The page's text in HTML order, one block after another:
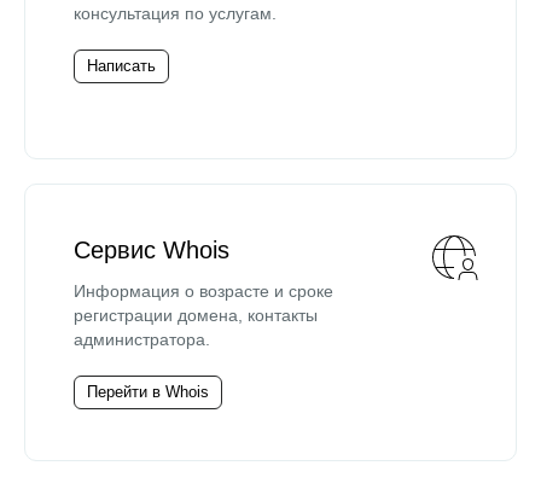
консультация по услугам.
Написать
Сервис Whois
Информация о возрасте и сроке
регистрации домена, контакты
администратора.
Перейти в Whois